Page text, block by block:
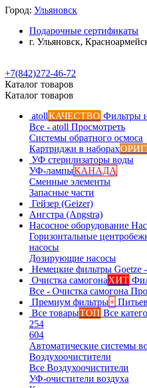
Город: Ульяновск
Подарочные сертификаты
г. Ульяновск,
+7(842)272-46-72
Каталог товаров
Каталог товаров
atollКАЧЕСТВО Фильтры
Все - atoll Просмотреть
Системы обратного осмоса
Картриджи в наборах
УФ стерилизаторы воды
УФ-лампыКАНАДА
Сменные элементы
Запасные части
Гейзер (Geizer)
Ангстра (Angstra)
Насосное оборудование
Горизонтальные
насосы
Дозирующие насосы
Немецкие фильтры Goetze
Очистка самогонаХИТ
Все - Очистка самогона
Премиум фильтры+
Все товарыТОП Все
254
604
Автоматические системы
Воздухоочистители
Все Воздухоочистители
УФ-очистители воздуха